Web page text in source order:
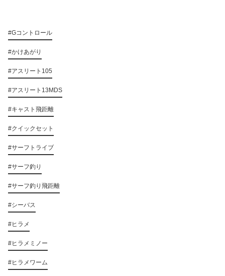
#Gコントロール
#かけあがり
#アスリート105
#アスリート13MDS
#キャスト飛距離
#クイックセット
#サーフトライブ
#サーフ釣り
#サーフ釣り飛距離
#シーバス
#ヒラメ
#ヒラメミノー
#ヒラメワーム